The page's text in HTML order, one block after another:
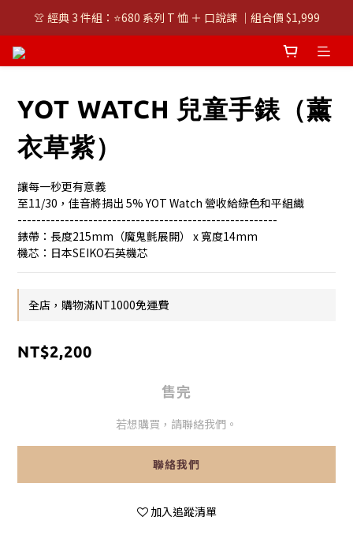
👚 經典 3 件組：⭐680 系列 T 恤 ＋ 口說課 ｜組合價 $1,999
👚 經典 3 件組：⭐680 系列 T 恤 ＋ 口說課 ｜組合價 $1,999
YOT WATCH 兒童手錶（薰
衣草紫）
讓每一秒更有意義
至11/30，佳音將捐出 5% YOT Watch 營收給綠色和平組織
-------------------------------------------------------
錶帶：長度215mm（魔鬼氈展開） x 寬度14mm
機芯：日本SEIKO石英機芯
全店，購物滿NT1000免運費
NT$2,200
售完
若想購買，請聯絡我們。
聯絡我們
加入追蹤清單